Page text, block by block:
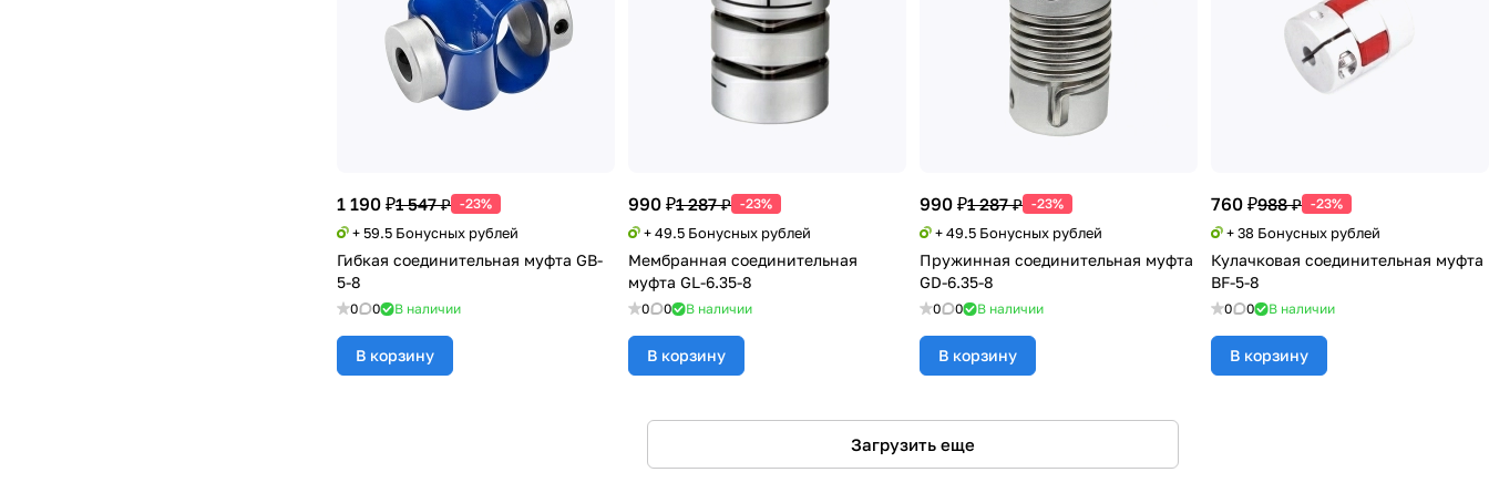
1 190 ₽1 547 ₽ -23%
+ 59.5 Бонусных рублей
Гибкая соединительная муфта GB-
5-8
0 0 В наличии
В корзину
990 ₽1 287 ₽ -23%
+ 49.5 Бонусных рублей
Мембранная соединительная
муфта GL-6.35-8
0 0 В наличии
В корзину
990 ₽1 287 ₽ -23%
+ 49.5 Бонусных рублей
Пружинная соединительная муфта
GD-6.35-8
0 0 В наличии
В корзину
760 ₽988 ₽ -23%
+ 38 Бонусных рублей
Кулачковая соединительная муфта
BF-5-8
0 0 В наличии
В корзину
Загрузить еще